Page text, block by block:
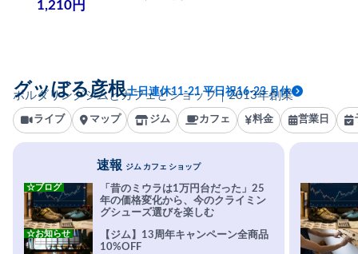
1,210円
ボルダリングジムとカフェとショップ｜2013年創業
グッぼる彦根土日連休11-21 平日祝16-23 月休
ライブ マップ ジム カフェ 料金 営業日
速報 ジム カフェ ショップ
「昔のミウラは1万円台だった」25
年の価格変化から、今のクライミン
グシューズ選びを楽しむ
☆ブログ
【ジム】13周年キャンペーン全商品
10%OFF
☆お知らせ